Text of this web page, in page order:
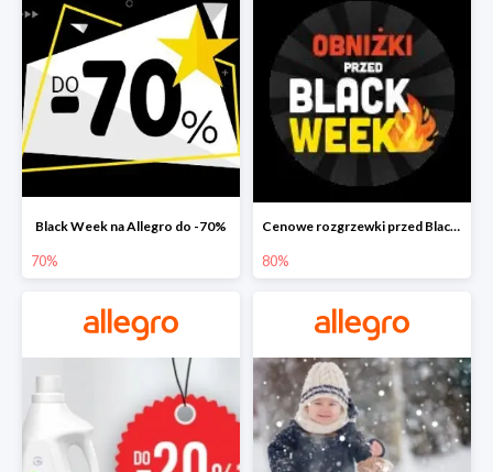
Black Week na Allegro do -70%
70%
Cenowe rozgrzewki przed Black Friday na Allegro do -80%
80%